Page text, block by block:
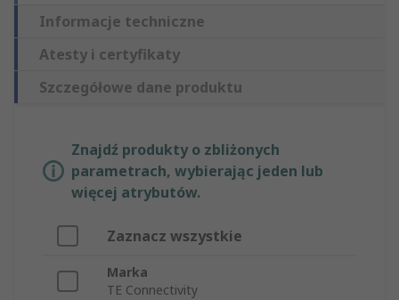
Informacje techniczne
Atesty i certyfikaty
Szczegółowe dane produktu
Znajdź produkty o zbliżonych
parametrach, wybierając jeden lub
więcej atrybutów.
Zaznacz wszystkie
Marka
TE Connectivity